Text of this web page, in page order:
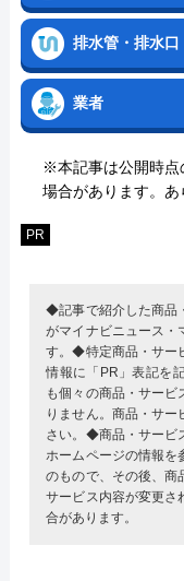
排水管・排水口
業者
※本記事は公開時点
場合があります。あ
PR
◆記事で紹介した商品
がマイナビニュース・
す。◆特定商品・サー
情報に「PR」表記を
も個々の商品・サー
りません。商品・サ
さい。◆商品・サービ
ホームページの情報
のもので、その後、商
サービス内容が変更さ
合があります。